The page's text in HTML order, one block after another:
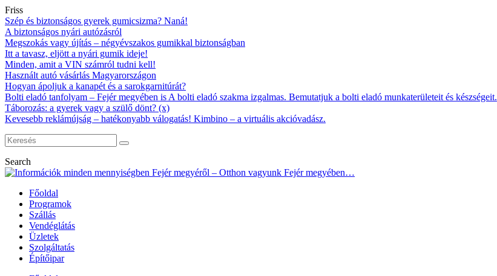
Friss
Szép és biztonságos gyerek gumicsizma? Naná!
A biztonságos nyári autózásról
Megszokás vagy újítás – négyévszakos gumikkal biztonságban
Itt a tavasz, eljött a nyári gumik ideje!
Minden, amit a VIN számról tudni kell!
Használt autó vásárlás Magyarországon
Hogyan ápoljuk a kanapét és a sarokgarnitúrát?
Bolti eladó tanfolyam – Fejér megyében is A bolti eladó szakma izgalmas. Bemutatjuk a bolti eladó munkaterületeit és készségeit.
Táborozás: a gyerek vagy a szülő dönt? (x)
Kevesebb reklámújság – hatékonyabb válogatás! Kimbino – a virtuális akcióvadász.
Search
Főoldal
Programok
Szállás
Vendéglátás
Üzletek
Szolgáltatás
Építőipar